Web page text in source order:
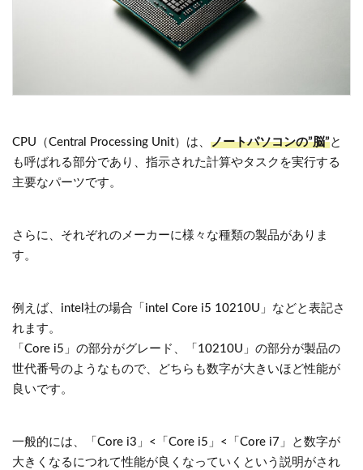
CPU（Central Processing Unit）は、 ノートパソコンの”脳”と
も呼ばれる部分であり、指示された計算やタスクを実行する
主要なパーツです。
さらに、それぞれのメーカーに様々な種類の製品がありま
す。
例えば、intel社の場合「intel Core i5 10210U」などと表記さ
れます。
「Core i5」の部分がグレード、「10210U」の部分が製品の
世代番号のようなもので、どちらも数字が大きいほど性能が
良いです。
一般的には、「Core i3」<「Core i5」<「Core i7」と数字が
大きくなるにつれて性能が良くなっていくという説明がされ